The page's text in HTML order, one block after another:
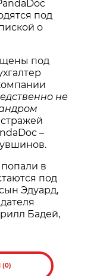
под
о
под
не
–
в
под
Эдуард,
Бадей,